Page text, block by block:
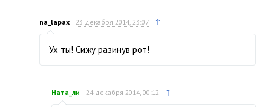
na_lapax 23 декабря 2014, 23:07 ↑
Ух ты! Сижу разинув рот!
Ната_ли 24 декабря 2014, 00:12 ↑